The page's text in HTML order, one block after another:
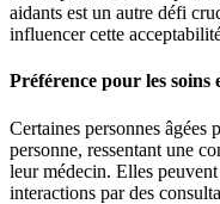
aidants est un autre défi
influencer cette
Préférence pour les soins
Certaines personnes âgées
personne, ressentant une
leur médecin. Elles
interactions par des